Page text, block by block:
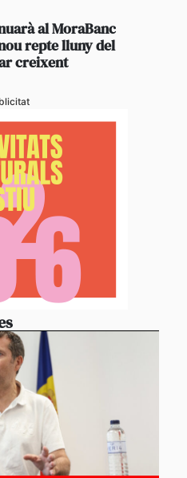
al MoraBanc
repte lluny del
creixent